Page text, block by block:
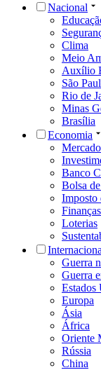
Nacional
Clima
Meio
Auxílio
São
Rio de
Minas
Brasília
Economia
Mercado
Banco
Bolsa
Imposto
Loterias
Guerra
Guerra
Estados
Europa
Ásia
África
Oriente
Rússia
China